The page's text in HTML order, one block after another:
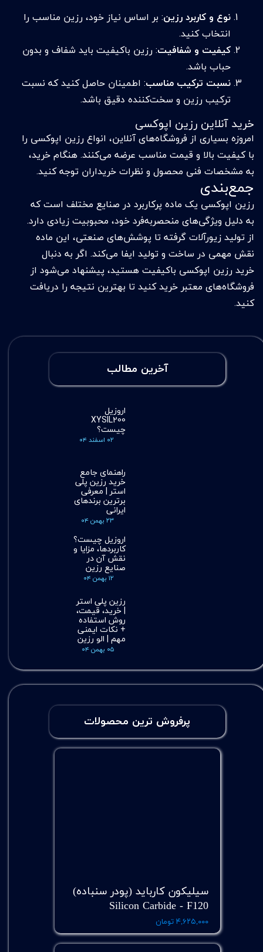
نوع و کاربرد رزین: بر اساس نیاز خود، رزین مناسب را
انتخاب کنید.
کیفیت و شفافیت: رزین باکیفیت باید شفاف و بدون
حباب باشد.
نسبت ترکیب مناسب: اطمینان حاصل کنید که نسبت
ترکیب رزین و سخت‌کننده دقیق باشد.
خرید آنلاین رزین اپوکسی
امروزه بسیاری از فروشگاه‌های آنلاین، انواع رزین اپوکسی را
با کیفیت بالا و قیمت مناسب عرضه می‌کنند. هنگام خرید،
به مشخصات فنی محصول و نظرات خریداران توجه کنید.
جمع‌بندی
رزین اپوکسی یک ماده پرکاربرد در صنایع مختلف است که
به دلیل ویژگی‌های منحصربه‌فرد خود، محبوبیت زیادی دارد.
از تولید زیورآلات گرفته تا پوشش‌های صنعتی، این ماده
نقش مهمی در ساخت و تولید ایفا می‌کند. اگر به دنبال
خرید رزین اپوکسی باکیفیت هستید، پیشنهاد می‌شود از
فروشگاه‌های معتبر خرید کنید تا بهترین نتیجه را دریافت
کنید.
سیلیکون کارباید (پودر سنباده)
Silicon Carbide - F120
۴,۶۲۵,۰۰۰ تومان
پرفروش ترین محصولات
آخرین مطالب
اروزیل
XYSIL200
چیست؟
۰۲ اسفند ۰۴
راهنمای جامع
خرید رزین پلی
استر | معرفی
برترین برندهای
ایرانی
۲۳ بهمن ۰۴
اروزیل چیست؟
کاربردها، مزایا و
نقش آن در
صنایع رزین
۱۲ بهمن ۰۴
رزین پلی استر
| خرید، قیمت،
روش استفاده
+ نکات ایمنی
مهم | الو رزین
۰۵ بهمن ۰۴